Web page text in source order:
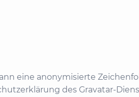
eine anonymisierte
des Gravatar-